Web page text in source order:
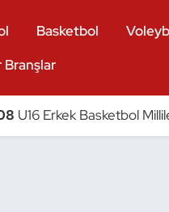
Basketbol
Branşlar
U16 Erkek Basketbol